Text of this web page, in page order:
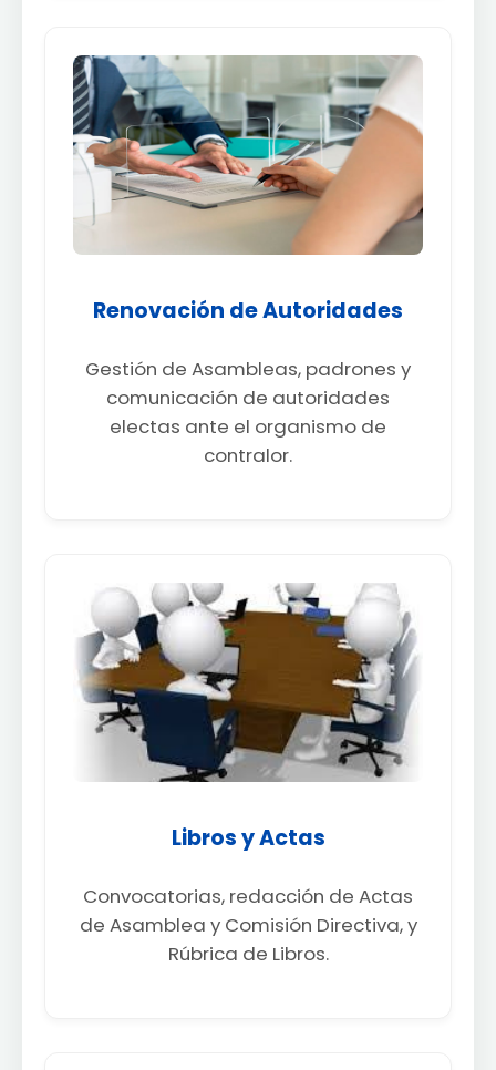
Renovación de Autoridades
Gestión de Asambleas, padrones y
comunicación de autoridades
electas ante el organismo de
contralor.
Libros y Actas
Convocatorias, redacción de Actas
de Asamblea y Comisión Directiva, y
Rúbrica de Libros.